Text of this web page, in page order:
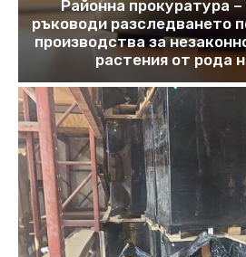
Районна прокуратура
ръководи разследването
производства за
растения от рода